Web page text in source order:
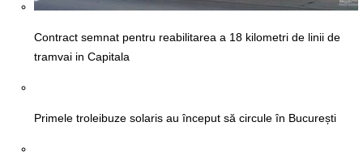
Contract semnat pentru reabilitarea a 18 kilometri de linii de
tramvai in Capitala
Primele troleibuze solaris au început să circule în București